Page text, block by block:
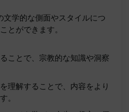
文学的な側面やスタイルにつ
とができます。
ことで、宗教的な知識や洞察
理解することで、内容をより
。